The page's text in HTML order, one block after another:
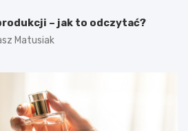
– jak to odczytać?
Matusiak